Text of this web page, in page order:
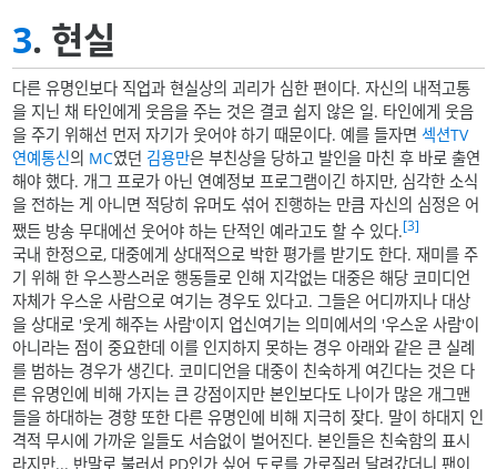
3. 현실
다른 유명인보다 직업과 현실상의 괴리가 심한 편이다. 자신의 내적고통
을 지닌 채 타인에게 웃음을 주는 것은 결코 쉽지 않은 일. 타인에게 웃음
을 주기 위해선 먼저 자기가 웃어야 하기 때문이다. 예를 들자면 섹션TV
연예통신의 MC였던 김용만은 부친상을 당하고 발인을 마친 후 바로 출연
해야 했다. 개그 프로가 아닌 연예정보 프로그램이긴 하지만, 심각한 소식
을 전하는 게 아니면 적당히 유머도 섞어 진행하는 만큼 자신의 심정은 어
쨌든 방송 무대에선 웃어야 하는 단적인 예라고도 할 수 있다.[3]
국내 한정으로, 대중에게 상대적으로 박한 평가를 받기도 한다. 재미를 주
기 위해 한 우스꽝스러운 행동들로 인해 지각없는 대중은 해당 코미디언
자체가 우스운 사람으로 여기는 경우도 있다고. 그들은 어디까지나 대상
을 상대로 '웃게 해주는 사람'이지 업신여기는 의미에서의 '우스운 사람'이
아니라는 점이 중요한데 이를 인지하지 못하는 경우 아래와 같은 큰 실례
를 범하는 경우가 생긴다. 코미디언을 대중이 친숙하게 여긴다는 것은 다
른 유명인에 비해 가지는 큰 강점이지만 본인보다도 나이가 많은 개그맨
들을 하대하는 경향 또한 다른 유명인에 비해 지극히 잦다. 말이 하대지 인
격적 무시에 가까운 일들도 서슴없이 벌어진다. 본인들은 친숙함의 표시
라지만... 반말로 불러서 PD인가 싶어 도로를 가로질러 달려갔더니 팬이